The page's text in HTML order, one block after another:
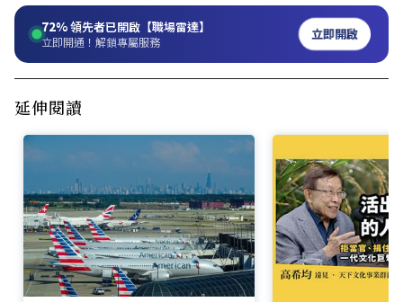
72%領先者已開啟【職場雷達】
立即開通！解鎖專屬服務 立即開啟
延伸閱讀